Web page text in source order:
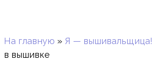
На главную » Я — вышивальщица!
в вышивке